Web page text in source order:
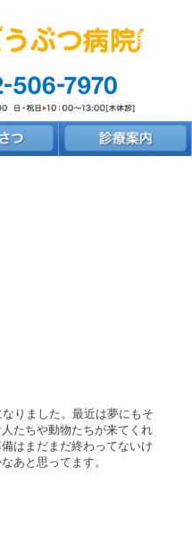
りました。最近は夢にもそ
たちや動物たちが来てくれ
はまだまだ終わってないけ
あと思ってます。